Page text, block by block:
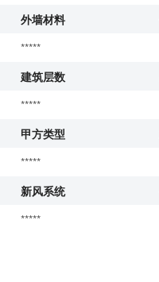
外墙材料
*****
建筑层数
*****
甲方类型
*****
新风系统
*****